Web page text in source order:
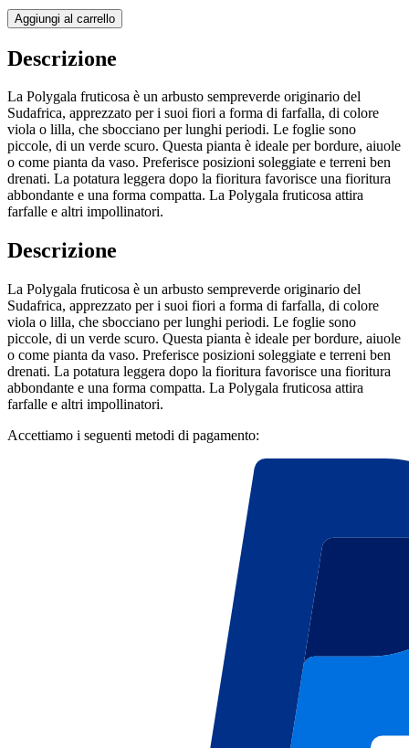
Aggiungi al carrello
Descrizione
La Polygala fruticosa è un arbusto sempreverde originario del
Sudafrica, apprezzato per i suoi fiori a forma di farfalla, di colore
viola o lilla, che sbocciano per lunghi periodi. Le foglie sono
piccole, di un verde scuro. Questa pianta è ideale per bordure, aiuole
o come pianta da vaso. Preferisce posizioni soleggiate e terreni ben
drenati. La potatura leggera dopo la fioritura favorisce una fioritura
abbondante e una forma compatta. La Polygala fruticosa attira
farfalle e altri impollinatori.
Descrizione
La Polygala fruticosa è un arbusto sempreverde originario del
Sudafrica, apprezzato per i suoi fiori a forma di farfalla, di colore
viola o lilla, che sbocciano per lunghi periodi. Le foglie sono
piccole, di un verde scuro. Questa pianta è ideale per bordure, aiuole
o come pianta da vaso. Preferisce posizioni soleggiate e terreni ben
drenati. La potatura leggera dopo la fioritura favorisce una fioritura
abbondante e una forma compatta. La Polygala fruticosa attira
farfalle e altri impollinatori.
Accettiamo i seguenti metodi di pagamento: